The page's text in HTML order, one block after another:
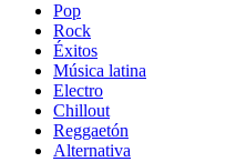
Pop
Rock
Éxitos
Música latina
Electro
Chillout
Reggaetón
Alternativa